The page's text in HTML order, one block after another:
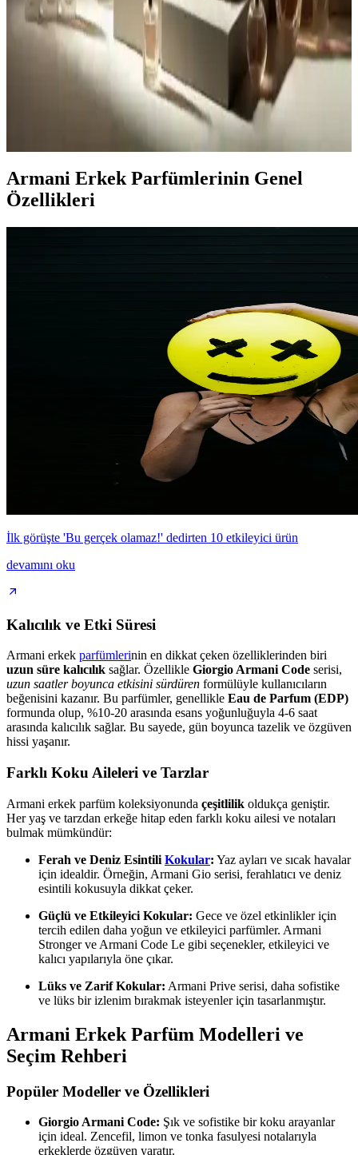
seçenekleri ve uygun fiyatlarıyla modern erkeklerin bakım rutininin
vazgeçilmezleri arasında yer alıyor.
Erkekler İçin Tarz Yansıtan Kokular: Kişisel İmajı
Güçlendiren Parfüm Seçenekleri
Erkekler için tarz yansıtan kokular, kişisel imajı tamamlar. Doğru
parfüm seçimi, yaşam tarzına uygun ve karakteri yansıtan güçlü
Armani Erkek Parfümlerinin Genel
Özellikleri
İlk görüşte 'Bu gerçek olamaz!' dedirten 10 etkileyici ürün
devamını oku
Kalıcılık ve Etki Süresi
Armani erkek parfümlerinin en dikkat çeken özelliklerinden biri
uzun süre kalıcılık sağlar. Özellikle Giorgio Armani Code serisi,
uzun saatler boyunca etkisini sürdüren formülüyle kullanıcıların
beğenisini kazanır. Bu parfümler, genellikle Eau de Parfum (EDP)
formunda olup, %10-20 arasında esans yoğunluğuyla 4-6 saat
arasında kalıcılık sağlar. Bu sayede, gün boyunca tazelik ve özgüven
hissi yaşanır.
Farklı Koku Aileleri ve Tarzlar
Armani erkek parfüm koleksiyonunda çeşitlilik oldukça geniştir.
Her yaş ve tarzdan erkeğe hitap eden farklı koku ailesi ve notaları
bulmak mümkündür:
Ferah ve Deniz Esintili Kokular: Yaz ayları ve sıcak havalar
için idealdir. Örneğin, Armani Gio serisi, ferahlatıcı ve deniz
esintili kokusuyla dikkat çeker.
Güçlü ve Etkileyici Kokular: Gece ve özel etkinlikler için
tercih edilen daha yoğun ve etkileyici parfümler. Armani
Stronger ve Armani Code Le gibi seçenekler, etkileyici ve
kalıcı yapılarıyla öne çıkar.
Lüks ve Zarif Kokular: Armani Prive serisi, daha sofistike
ve lüks bir izlenim bırakmak isteyenler için tasarlanmıştır.
Armani Erkek Parfüm Modelleri ve
Seçim Rehberi
Popüler Modeller ve Özellikleri
Giorgio Armani Code: Şık ve sofistike bir koku arayanlar
için ideal. Zencefil, limon ve tonka fasulyesi notalarıyla
erkeklerde özgüven yaratır.